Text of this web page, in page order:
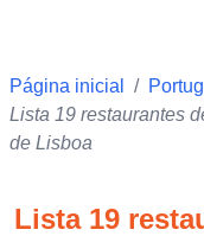
Página inicial /
Lista 19 restaurantes
de Lisboa
Lista 19